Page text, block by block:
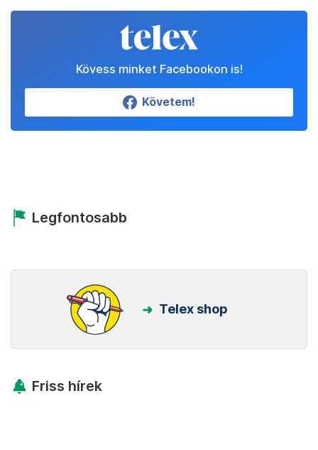
Kövess minket Facebookon is!
Követem!
Legfontosabb
Telex shop
Friss hírek